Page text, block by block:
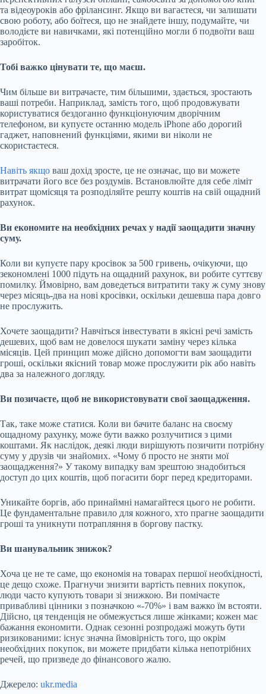
та відеоуроків або фрілансинг. Якщо ви вагаєтеся, чи залишати
свою роботу, або боїтеся, що не знайдете іншу, подумайте, чи
володієте ви навичками, які потенційно могли б подвоїти ваш
заробіток.
Тобі важко цінувати те, що маєш.
Чим більше ви витрачаєте, тим більшими, здається, зростають
ваші потреби. Наприклад, замість того, щоб продовжувати
користуватися бездоганно функціонуючим дворічним
телефоном, ви купуєте останню модель iPhone або дорогий
гаджет, наповнений функціями, якими ви ніколи не
скористаєтеся.
Навіть якщо ваш дохід зросте, це не означає, що ви можете
витрачати його все без роздумів. Встановлюйте для себе ліміт
витрат щомісяця та розподіляйте решту коштів на свій ощадний
рахунок.
Ви економите на необхідних речах у надії заощадити значну
суму.
Коли ви купуєте пару кросівок за 500 гривень, очікуючи, що
зекономлені 1000 підуть на ощадний рахунок, ви робите суттєву
помилку. Ймовірно, вам доведеться витратити таку ж суму знову
через місяць-два на нові кросівки, оскільки дешевша пара довго
не прослужить.
Хочете заощадити? Навчіться інвестувати в якісні речі замість
дешевих, щоб вам не довелося шукати заміну через кілька
місяців. Цей принцип може дійсно допомогти вам заощадити
гроші, оскільки якісний товар може прослужити рік або навіть
два за належного догляду.
Ви позичаєте, щоб не використовувати свої заощадження.
Так, таке може статися. Коли ви бачите баланс на своєму
ощадному рахунку, може бути важко розлучитися з цими
коштами. Як наслідок, деякі люди вирішують позичити потрібну
суму у друзів чи знайомих. «Чому б просто не зняти мої
заощадження?» У такому випадку вам зрештою знадобиться
доступ до цих коштів, щоб погасити борг перед кредиторами.
Уникайте боргів, або принаймні намагайтеся цього не робити.
Це фундаментальне правило для кожного, хто прагне заощадити
гроші та уникнути потрапляння в боргову пастку.
Ви шанувальник знижок?
Хоча це не те саме, що економія на товарах першої необхідності,
це дещо схоже. Прагнучи знизити вартість певних покупок,
люди часто купують товари зі знижкою. Ви помічаєте
привабливі цінники з позначкою «-70%» і вам важко їм встояти.
Дійсно, ця тенденція не обмежується лише жінками; кожен має
бажання економити. Однак сезонні розпродажі можуть бути
ризикованими: існує значна ймовірність того, що окрім
необхідних покупок, ви можете придбати кілька непотрібних
речей, що призведе до фінансового жалю.
Джерело: ukr.media